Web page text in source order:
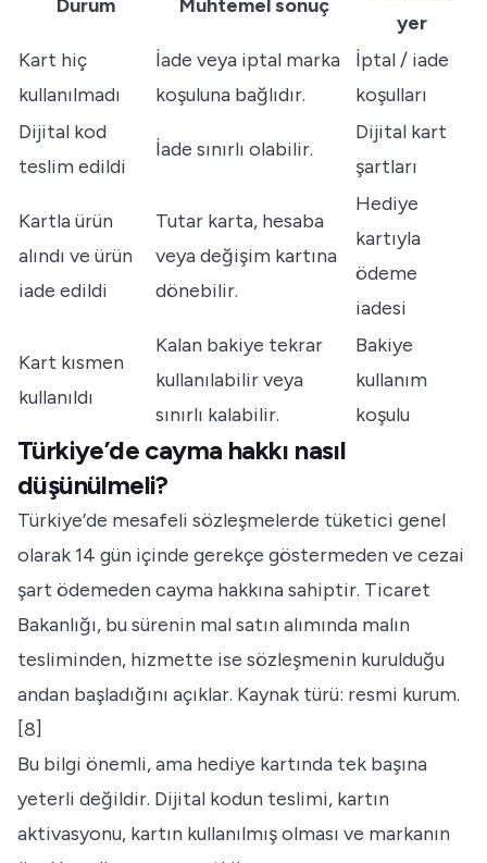
Durum Muhtemel sonuç
yer
Kart hiç
kullanılmadı
İade veya iptal marka
koşuluna bağlıdır.
İptal / iade
koşulları
Dijital kod
teslim edildi
İade sınırlı olabilir.
Dijital kart
şartları
Kartla ürün
alındı ve ürün
iade edildi
Tutar karta, hesaba
veya değişim kartına
dönebilir.
Hediye
kartıyla
ödeme
iadesi
Kart kısmen
kullanıldı
Kalan bakiye tekrar
kullanılabilir veya
sınırlı kalabilir.
Bakiye
kullanım
koşulu
Türkiye’de cayma hakkı nasıl
düşünülmeli?
Türkiye’de mesafeli sözleşmelerde tüketici genel
olarak 14 gün içinde gerekçe göstermeden ve cezai
şart ödemeden cayma hakkına sahiptir. Ticaret
Bakanlığı, bu sürenin mal satın alımında malın
tesliminden, hizmette ise sözleşmenin kurulduğu
andan başladığını açıklar. Kaynak türü: resmi kurum.
[8]
Bu bilgi önemli, ama hediye kartında tek başına
yeterli değildir. Dijital kodun teslimi, kartın
aktivasyonu, kartın kullanılmış olması ve markanın